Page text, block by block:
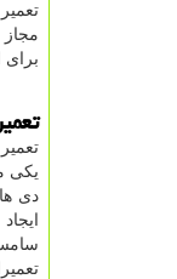
مجاز
یکی
دی